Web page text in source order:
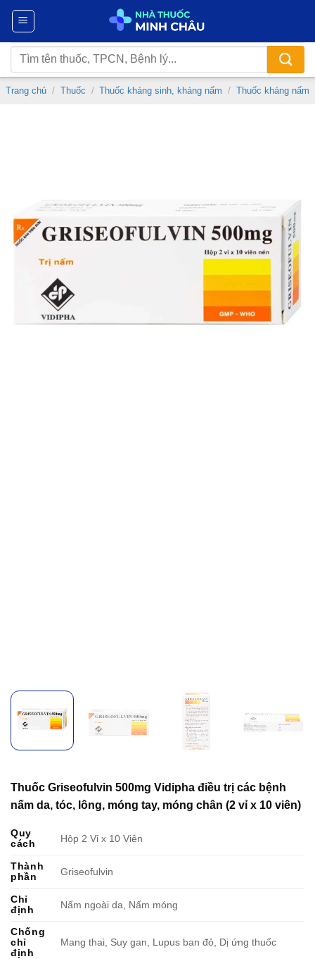
Chuyển
nội
dung
Tìm
kiếm:
Trang chủ / Thuốc / Thuốc kháng sinh, kháng nấm / Thuốc kháng nấm
Thuốc Griseofulvin 500mg Vidipha điều trị các bệnh
nấm da, tóc, lông, móng tay, móng chân (2 vỉ x 10 viên)
Quy
cách
Hộp 2 Vỉ x 10 Viên
Thành
phần
Griseofulvin
Chỉ
định
Nấm ngoài da, Nấm móng
Chống
chỉ
định
Mang thai, Suy gan, Lupus ban đỏ, Dị ứng thuốc